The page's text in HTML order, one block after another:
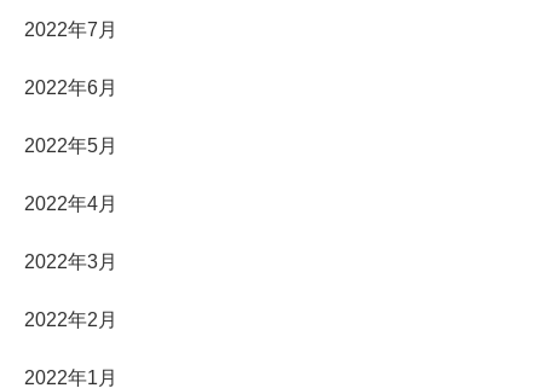
2022年7月
2022年6月
2022年5月
2022年4月
2022年3月
2022年2月
2022年1月